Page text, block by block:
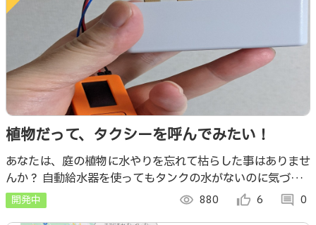
植物だって、タクシーを呼んでみたい！
あなたは、庭の植物に水やりを忘れて枯らした事はありませ
んか？ 自動給水器を使ってもタンクの水がないのに気づか
ずやっぱり枯らした事はありませんか？ そんなあなたへの
最終手段…それはタクシー！？
開発中 visibility 880 thumb_up_alt 6 comment 0